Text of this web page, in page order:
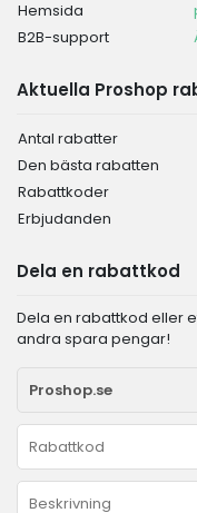
Hemsida
B2B-support
Aktuella Proshop
Antal rabatter
Den bästa rabatten
Rabattkoder
Erbjudanden
Dela en rabattkod
Dela en rabattkod eller
andra spara pengar!